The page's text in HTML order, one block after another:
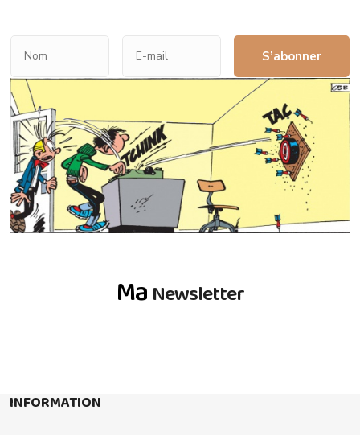
S’abonner
Ma Newsletter
INFORMATION